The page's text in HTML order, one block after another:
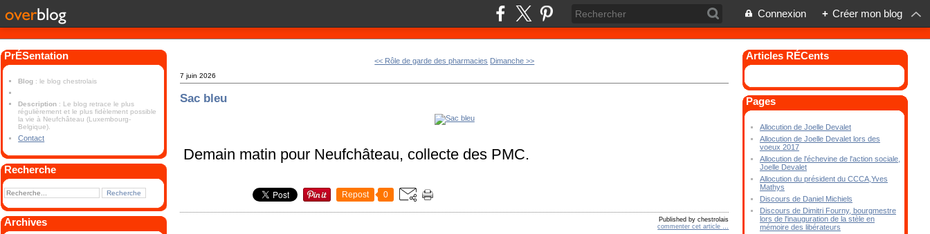
Connexion + Créer mon blog
PrÉSentation
Blog : le blog chestrolais
Description : Le blog retrace le plus
régulièrement et le plus fidèlement possible
la vie à Neufchâteau (Luxembourg-
Belgique).
Contact
Recherche
Archives
<< Rôle de garde des pharmacies Dimanche >>
7 juin 2026
Sac bleu
Demain matin pour Neufchâteau, collecte des PMC.
Repost 0
Published by chestrolais
commenter cet article
Articles RÉCents
Pages
Allocution de Joelle Devalet
Allocution de Joelle Devalet lors des
voeux 2017
Allocution de l'échevine de l'action sociale,
Joelle Devalet
Allocution du président du CCCA,Yves
Mathys
Discours de Daniel Michiels
Discours de Dimitri Fourny, bourgmestre
lors de l'inauguration de la stèle en
mémoire des libérateurs